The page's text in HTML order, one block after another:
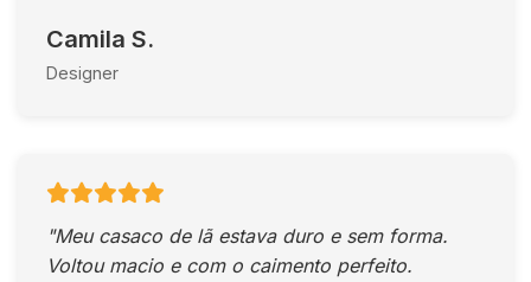
Camila S.
Designer
"Meu casaco de lã estava duro e sem forma.
Voltou macio e com o caimento perfeito.